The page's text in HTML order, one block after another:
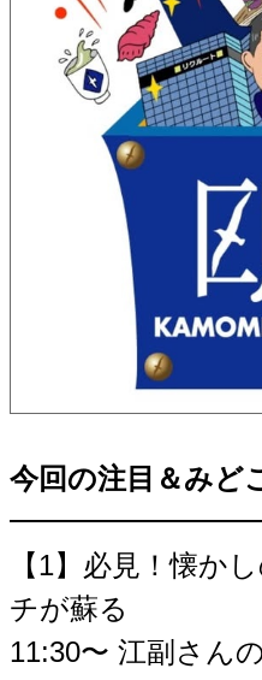
今回の注目＆みど
【1】必見！懐か
チが蘇る
11:30〜 江副さん